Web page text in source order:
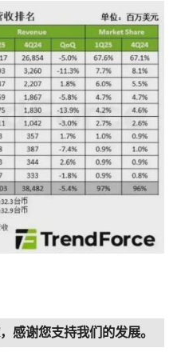
感谢您支持我们的发展。